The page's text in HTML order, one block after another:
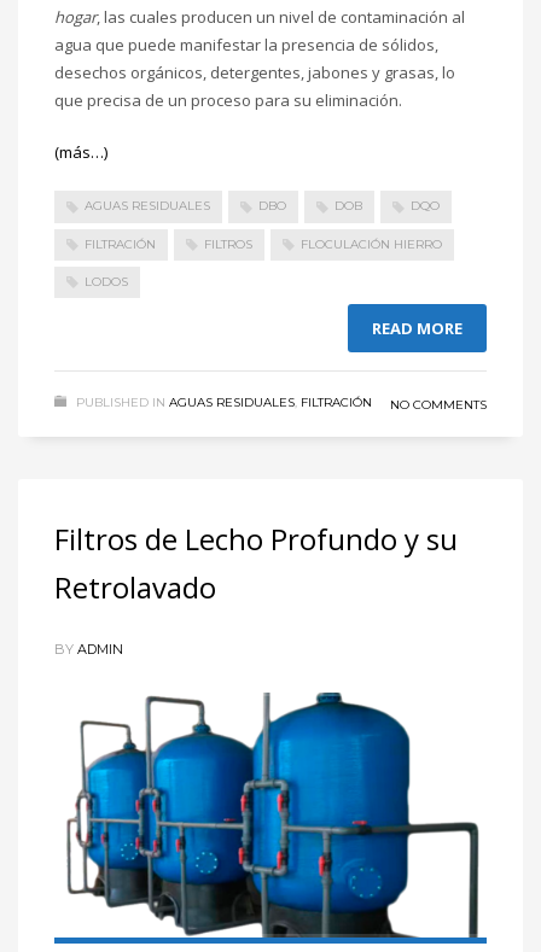
hogar, las cuales producen un nivel de contaminación al
agua que puede manifestar la presencia de sólidos,
desechos orgánicos, detergentes, jabones y grasas, lo
que precisa de un proceso para su eliminación.
(más…)
AGUAS RESIDUALES DBO DOB DQO
FILTRACIÓN FILTROS FLOCULACIÓN HIERRO
LODOS
READ MORE
PUBLISHED IN AGUAS RESIDUALES, FILTRACIÓN NO COMMENTS
Filtros de Lecho Profundo y su
Retrolavado
BY ADMIN